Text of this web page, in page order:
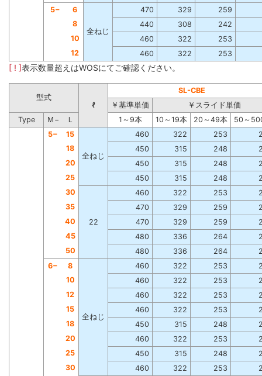
5−
6
全ねじ
470 329
259
8
440 308
242
10
460 322
253
12
460 322 253
[ ! ]表示数量超えはWOSにてご確認ください。
型式
ℓ
SL-CBE
￥基準単価
￥スライド単価
Type
Ｍ− Ｌ 1～9本 10～19本 20～49本 50～
5− 15
全ねじ
460 322 253
18
450 315 248
20
450 315 248
25
450 315 248
30
22
460 322 253
35
470 329 259
40
470 329 259
45
480 336 264
50
480 336 264
6−
8
全ねじ
460 322 253
10
460 322 253
12
460 322 253
15
460 322 253
18
450 315 248
20
460 322 253
25
450 315 248
30
460 322 253